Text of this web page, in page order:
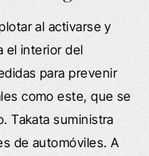
al activarse y
el interior del
para prevenir
como este, que se
Takata suministra
de automóviles. A